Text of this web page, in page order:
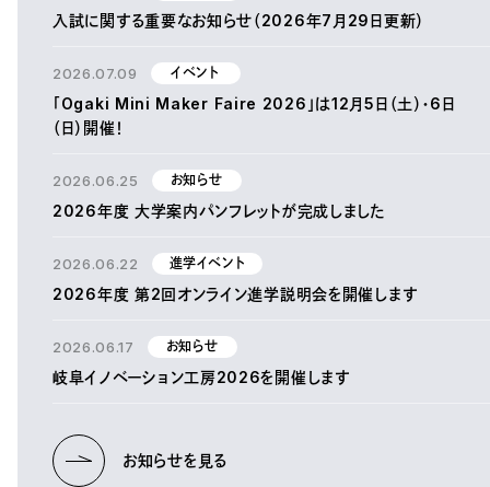
入試に関する重要なお知らせ（2026年7月29日更新）
2026.07.09 イベント
「Ogaki Mini Maker Faire 2026」は12月5日（土）・6日
（日）開催！
2026.06.25 お知らせ
2026年度 大学案内パンフレットが完成しました
2026.06.22 進学イベント
2026年度 第2回オンライン進学説明会を開催します
2026.06.17 お知らせ
岐阜イノベーション工房2026を開催します
お知らせを見る